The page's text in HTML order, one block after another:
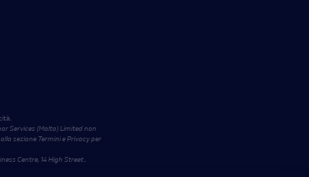
Services (Malta) Limited non
sezione Termini e Privacy per
Centre, 14 High Street..